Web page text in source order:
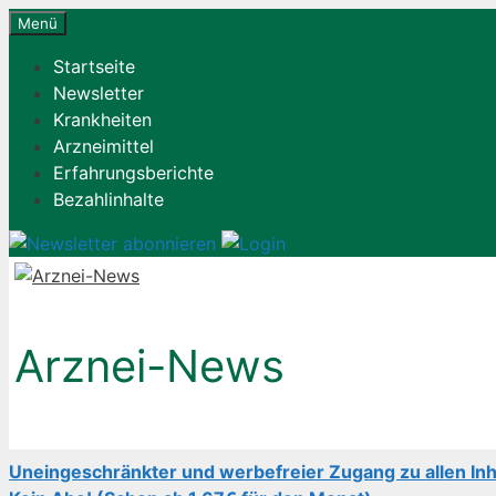
Zum
springen
Menü
Startseite
Newsletter
Krankheiten
Arzneimittel
Erfahrungsberichte
Bezahlinhalte
Arznei-News
Uneingeschränkter und werbefreier Zugang zu allen